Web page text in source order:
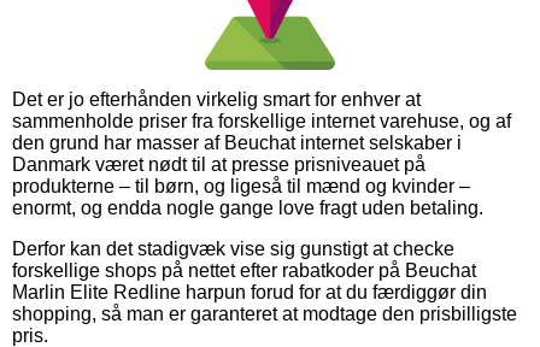
Det er jo efterhånden virkelig smart for enhver at
sammenholde priser fra forskellige internet varehuse, og af
den grund har masser af Beuchat internet selskaber i
Danmark været nødt til at presse prisniveauet på
produkterne – til børn, og ligeså til mænd og kvinder –
enormt, og endda nogle gange love fragt uden betaling.
Derfor kan det stadigvæk vise sig gunstigt at checke
forskellige shops på nettet efter rabatkoder på Beuchat
Marlin Elite Redline harpun forud for at du færdiggør din
shopping, så man er garanteret at modtage den prisbilligste
pris.